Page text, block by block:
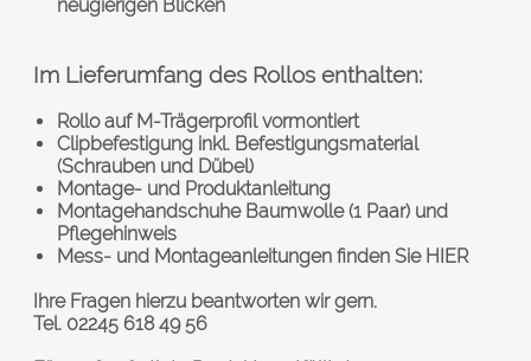
neugierigen Blicken
Im Lieferumfang des Rollos enthalten:
Rollo auf M-Trägerprofil vormontiert
Clipbefestigung inkl. Befestigungsmaterial
(Schrauben und Dübel)
Montage- und Produktanleitung
Montagehandschuhe Baumwolle (1 Paar) und
Pflegehinweis
Mess- und Montageanleitungen finden SieHIER
Ihre Fragen hierzu beantworten wir gern.
Tel. 02245 618 49 56